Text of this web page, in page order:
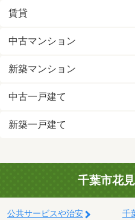
賃貸
中古マンション
新築マンション
中古一戸建て
新築一戸建て
千葉市花
公共サービスや治安 千